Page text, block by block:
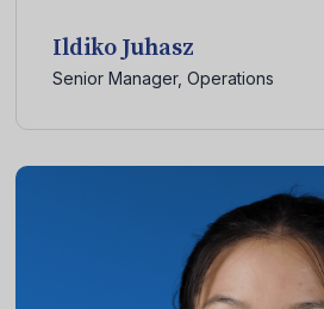
Ildiko Juhasz
Senior Manager, Operations